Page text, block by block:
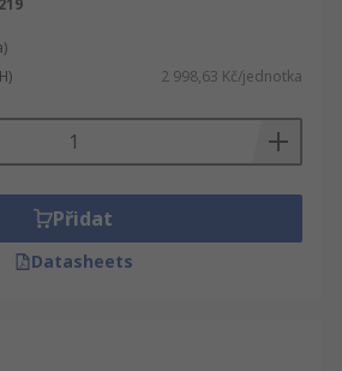
2 998,63 Kč/jednotka
Přidat
Datasheets